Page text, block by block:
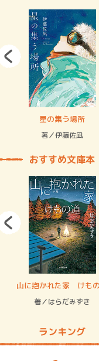
星の集う場所
著／伊藤佐凪
おすすめ文庫本
山に抱かれた家 けも
著／はらだみずき
ランキング